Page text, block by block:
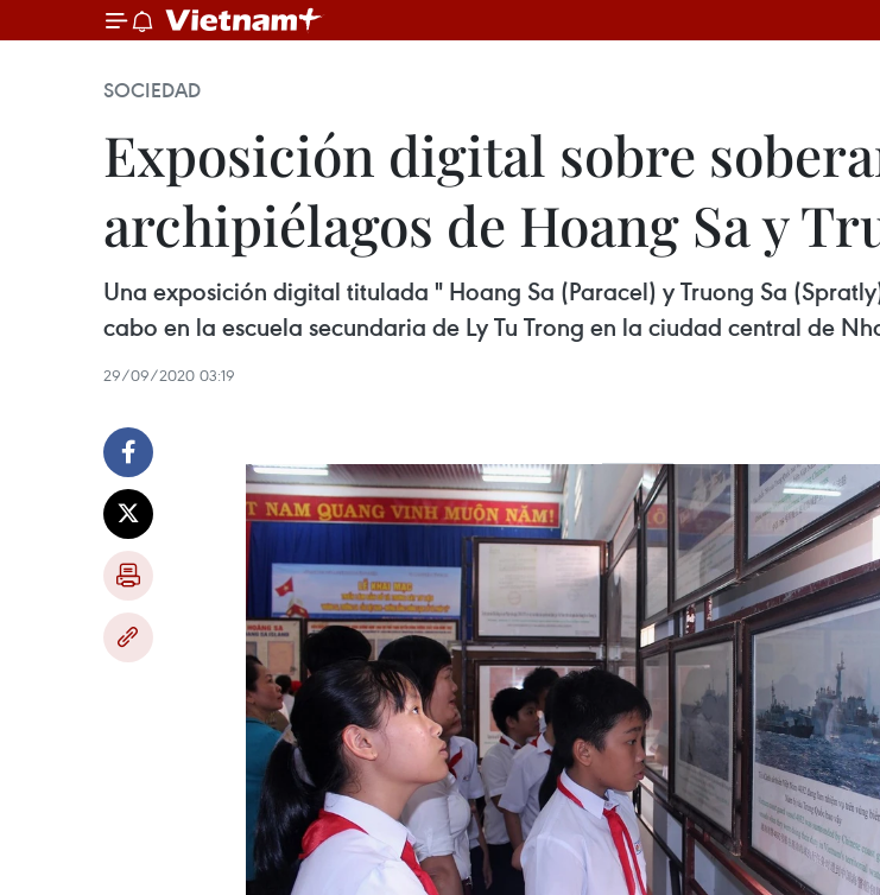
SOCIEDAD
Exposición digital sobre
archipiélagos de Hoang Sa y
Una exposición digital titulada " Hoang Sa (Paracel) y Truong Sa
cabo en la escuela secundaria de Ly Tu Trong en la ciudad central de
29/09/2020 03:19